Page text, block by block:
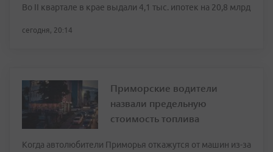
Во II квартале в крае выдали 4,1 тыс. ипотек на 20,8 млрд
сегодня, 20:14
Приморские водители
назвали предельную
стоимость топлива
Когда автолюбители Приморья откажутся от машин из-за